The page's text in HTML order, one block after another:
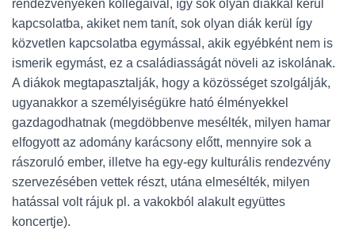
rendezvényeken kollégáival, így sok olyan diákkal kerül
kapcsolatba, akiket nem tanít, sok olyan diák kerül így
közvetlen kapcsolatba egymással, akik egyébként nem is
ismerik egymást, ez a családiasságát növeli az iskolának.
A diákok megtapasztalják, hogy a közösséget szolgálják,
ugyanakkor a személyiségükre ható élményekkel
gazdagodhatnak (megdöbbenve mesélték, milyen hamar
elfogyott az adomány karácsony előtt, mennyire sok a
rászoruló ember, illetve ha egy-egy kulturális rendezvény
szervezésében vettek részt, utána elmesélték, milyen
hatással volt rájuk pl. a vakokból alakult együttes
koncertje).